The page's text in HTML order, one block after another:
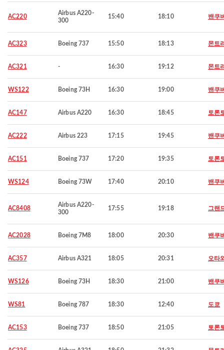
AC220
Airbus A220-
300
15:40 18:10 밴쿠
AC323 Boeing 737 15:50 18:13 몬트
AC321 - 16:30 19:12 몬트
WS122 Boeing 73H 16:30 19:00 밴쿠
AC147 Airbus A220 16:30 18:45 토론
AC222 Airbus 223 17:15 19:45 밴쿠
AC151 Boeing 737 17:20 19:35 토론
WS124 Boeing 73W 17:40 20:10 밴쿠
AC8408
Airbus A220-
300
17:55 19:18 그랜
AC2028 Boeing 7M8 18:00 20:30 밴쿠
AC357 Airbus A321 18:05 20:31 오타
WS126 Boeing 73H 18:30 21:00 밴쿠
WS81 Boeing 787 18:30 12:40 도쿄
AC153 Boeing 737 18:50 21:05 토론